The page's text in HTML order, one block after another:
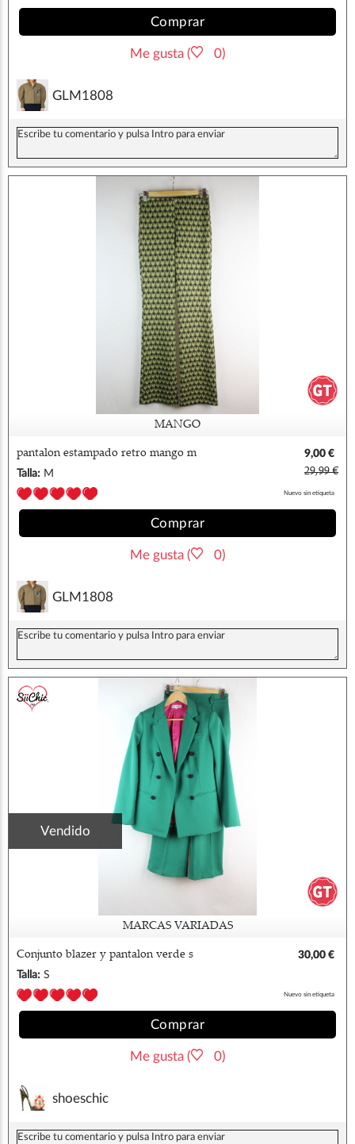
Comprar
Me gusta ( 0)
GLM1808
MANGO
pantalon estampado retro mango m
9,00 €
Talla: M 29,99 €
Nuevo sin etiqueta
Comprar
Me gusta ( 0)
GLM1808
Vendido
MARCAS VARIADAS
Conjunto blazer y pantalon verde s
30,00 €
Talla: S
Nuevo sin etiqueta
Comprar
Me gusta ( 0)
shoeschic